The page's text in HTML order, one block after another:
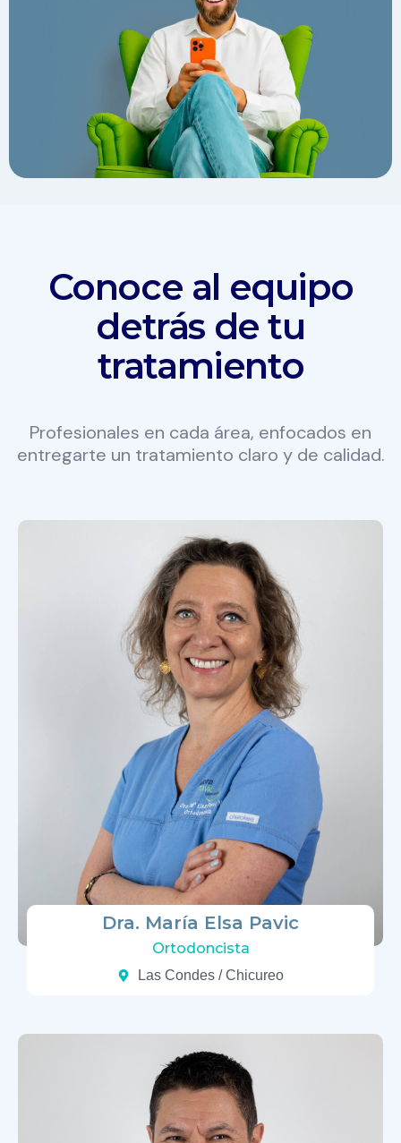
Conoce al equipo
detrás de tu
tratamiento
Profesionales en cada área, enfocados en
entregarte un tratamiento claro y de calidad.
Dra. María Elsa Pavic
Ortodoncista
Las Condes / Chicureo